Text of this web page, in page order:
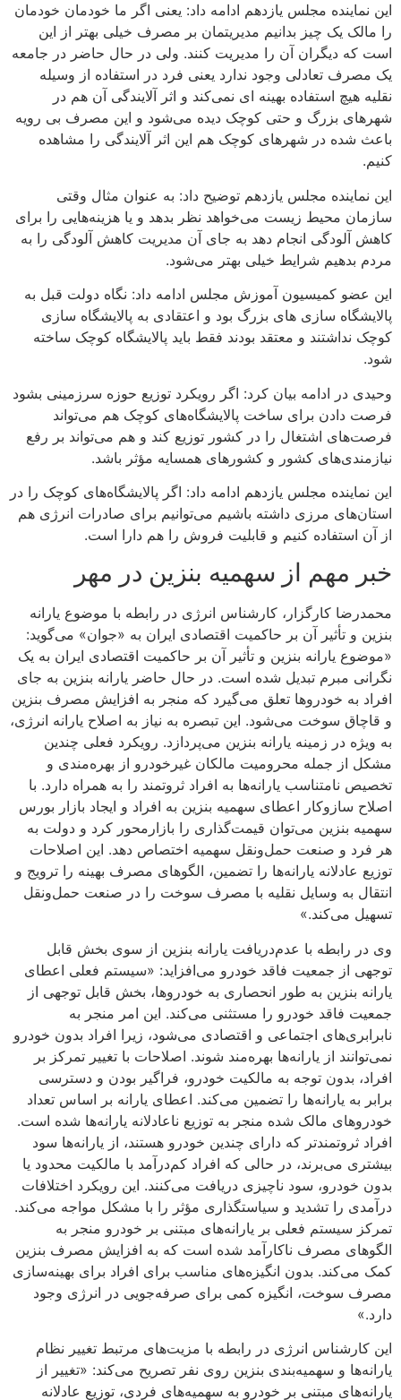
این نماینده مجلس یازدهم ادامه داد: یعنی اگر ما خودمان خودمان
را مالک یک چیز بدانیم مدیریتمان بر مصرف خیلی بهتر از این
است که دیگران آن را مدیریت کنند. ولی در حال حاضر در جامعه
یک مصرف تعادلی وجود ندارد یعنی فرد در استفاده از وسیله
نقلیه هیچ استفاده بهینه ای نمی‌کند و اثر آلایندگی آن هم در
شهرهای بزرگ و حتی کوچک دیده می‌شود و این مصرف بی رویه
باعث شده در شهرهای کوچک هم این اثر آلایندگی را مشاهده
کنیم.
این نماینده مجلس یازدهم توضیح داد: به عنوان مثال وقتی
سازمان محیط زیست می‌خواهد نظر بدهد و یا هزینه‌هایی را برای
کاهش آلودگی انجام دهد به جای آن مدیریت کاهش آلودگی را به
مردم بدهیم شرایط خیلی بهتر می‌شود.
این عضو کمیسیون آموزش مجلس ادامه داد: نگاه دولت قبل به
پالایشگاه سازی های بزرگ بود و اعتقادی به پالایشگاه سازی
کوچک نداشتند و معتقد بودند فقط باید پالایشگاه کوچک ساخته
شود.
وحیدی در ادامه بیان کرد: اگر رویکرد توزیع حوزه سرزمینی بشود
فرصت دادن برای ساخت پالایشگاه‌های کوچک هم می‌تواند
فرصت‌های اشتغال را در کشور توزیع کند و هم می‌تواند بر رفع
نیازمندی‌های کشور و کشورهای همسایه مؤثر باشد.
این نماینده مجلس یازدهم ادامه داد: اگر پالایشگاه‌های کوچک را در
استان‌های مرزی داشته باشیم می‌توانیم برای صادرات انرژی هم
از آن استفاده کنیم و قابلیت فروش را هم دارا است.
خبر مهم از سهمیه بنزین در مهر
محمدرضا کارگزار، کارشناس انرژی در رابطه با موضوع یارانه
بنزین و تأثیر آن بر حاکمیت اقتصادی ایران به «جوان» می‌گوید:
«موضوع یارانه بنزین و تأثیر آن بر حاکمیت اقتصادی ایران به یک
نگرانی مبرم تبدیل شده است. در حال حاضر یارانه بنزین به جای
افراد به خودرو‌ها تعلق می‌گیرد که منجر به افزایش مصرف بنزین
و قاچاق سوخت می‌شود. این تبصره به نیاز به اصلاح یارانه انرژی،
به ویژه در زمینه یارانه بنزین می‌پردازد. رویکرد فعلی چندین
مشکل از جمله محرومیت مالکان غیرخودرو از بهره‌مندی و
تخصیص نامتناسب یارانه‌ها به افراد ثروتمند را به همراه دارد. با
اصلاح سازوکار اعطای سهمیه بنزین به افراد و ایجاد بازار بورس
سهمیه بنزین می‌توان قیمت‌گذاری را بازارمحور کرد و دولت به
هر فرد و صنعت حمل‌و‌نقل سهمیه اختصاص دهد. این اصلاحات
توزیع عادلانه یارانه‌ها را تضمین، الگو‌های مصرف بهینه را ترویج و
انتقال به وسایل نقلیه با مصرف سوخت را در صنعت حمل‌و‌نقل
تسهیل می‌کند.»
وی در رابطه با عدم‌دریافت یارانه بنزین از سوی بخش قابل
توجهی از جمعیت فاقد خودرو می‌افزاید: «سیستم فعلی اعطای
یارانه بنزین به طور انحصاری به خودروها، بخش قابل توجهی از
جمعیت فاقد خودرو را مستثنی می‌کند. این امر منجر به
نابرابری‌های اجتماعی و اقتصادی می‌شود، زیرا افراد بدون خودرو
نمی‌توانند از یارانه‌ها بهره‌مند شوند. اصلاحات با تغییر تمرکز بر
افراد، بدون توجه به مالکیت خودرو، فراگیر بودن و دسترسی
برابر به یارانه‌ها را تضمین می‌کند. اعطای یارانه بر اساس تعداد
خودرو‌های مالک شده منجر به توزیع ناعادلانه یارانه‌ها شده است.
افراد ثروتمندتر که دارای چندین خودرو هستند، از یارانه‌ها سود
بیشتری می‌برند، در حالی که افراد کم‌درآمد با مالکیت محدود یا
بدون خودرو، سود ناچیزی دریافت می‌کنند. این رویکرد اختلافات
درآمدی را تشدید و سیاستگذاری مؤثر را با مشکل مواجه می‌کند.
تمرکز سیستم فعلی بر یارانه‌های مبتنی بر خودرو منجر به
الگو‌های مصرف ناکارآمد شده است که به افزایش مصرف بنزین
کمک می‌کند. بدون انگیزه‌های مناسب برای افراد برای بهینه‌سازی
مصرف سوخت، انگیزه کمی برای صرفه‌جویی در انرژی وجود
دارد.»
این کارشناس انرژی در رابطه با مزیت‌های مرتبط تغییر نظام
یارانه‌ها و سهمیه‌بندی بنزین روی نفر تصریح می‌کند: «تغییر از
یارانه‌های مبتنی بر خودرو به سهمیه‌های فردی، توزیع عادلانه